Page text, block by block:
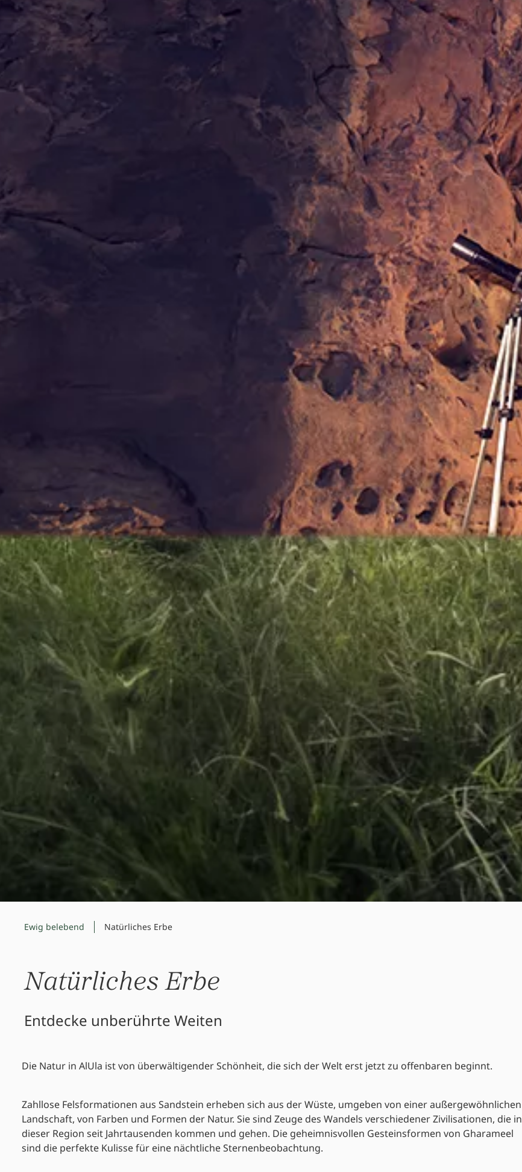
Ewig belebend Natürliches Erbe
Natürliches Erbe
Entdecke unberührte Weiten
Die Natur in AlUla ist von überwältigender Schönheit, die sich der Welt erst jetzt zu offenbaren beginnt.
Zahllose Felsformationen aus Sandstein erheben sich aus der Wüste, umgeben von einer außergewöhnlichen
Landschaft, von Farben und Formen der Natur. Sie sind Zeuge des Wandels verschiedener Zivilisationen, die in
dieser Region seit Jahrtausenden kommen und gehen. Die geheimnisvollen Gesteinsformen von Gharameel
sind die perfekte Kulisse für eine nächtliche Sternenbeobachtung.